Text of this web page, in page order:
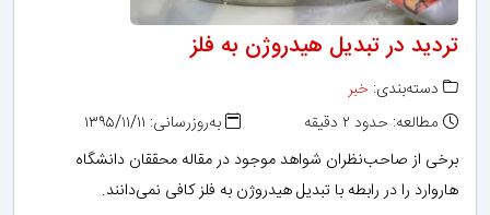
تردید در تبدیل هیدروژن به فلز
دسته‌بندی: خبر
مطالعه: حدود ۲ دقیقه
به‌روزرسانی: ۱۳۹۵/۱۱/۱۱
برخی از صاحب‌نظران شواهد موجود در مقاله محققان دانشگاه
هاروارد را در رابطه با تبدیل هیدروژن به فلز کافی نمی‌دانند.